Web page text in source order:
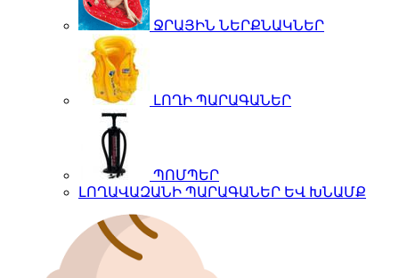
ՋՐԱՅԻՆ ՆԵՐՔՆԱԿՆԵՐ
ԼՈՂԻ ՊԱՐԱԳԱՆԵՐ
ՊՈՄՊԵՐ
ԼՈՂԱՎԱԶԱՆԻ ՊԱՐԱԳԱՆԵՐ ԵՎ ԽՆԱՄՔ